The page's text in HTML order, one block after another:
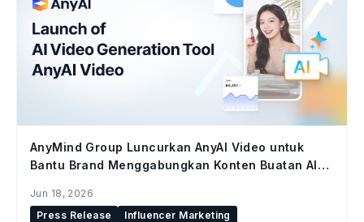
AnyMind Group Luncurkan AnyAI Video untuk
Bantu Brand Menggabungkan Konten Buatan AI
Jun 18, 2026
Press Release
Influencer Marketing